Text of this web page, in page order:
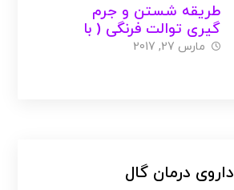
طریقه شستن و جرم
گیری توالت فرنگی ( با
عکس )
مارس 27, 2017
داروی درمان گال